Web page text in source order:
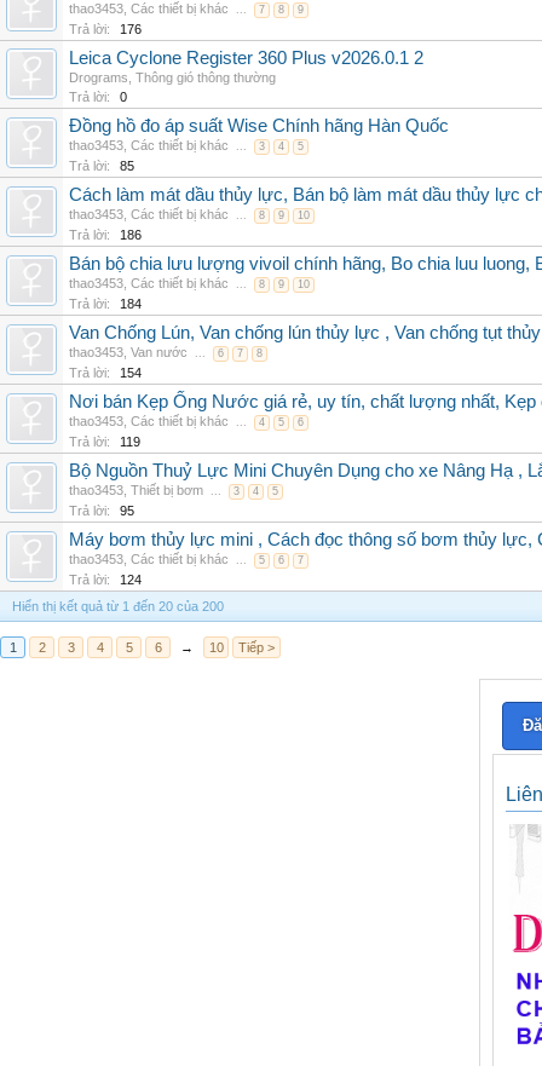
thao3453 Các thiết bị khác ... 7 8 9
Trả lời: 176
Leica Cyclone Register 360 Plus v2026.0.1 2
Drograms Thông gió thông thường
Trả lời:
0
Đồng hồ đo áp suất Wise Chính hãng Hàn Quốc
thao3453 Các thiết bị khác ... 3 4 5
Trả lời: 85
Cách làm mát dầu thủy lực, Bán bộ làm mát dầu thủy lực
thao3453 Các thiết bị khác ... 8 9 10
Trả lời: 186
Bán bộ chia lưu lượng vivoil chính hãng, Bo chia luu
thao3453 Các thiết bị khác ... 8 9 10
Trả lời: 184
Van Chống Lún, Van chống lún thủy lực , Van chống tụt
thao3453 Van nước ... 6 7 8
Trả lời: 154
Nơi bán Kẹp Ống Nước giá rẻ, uy tín, chất lượng nhất, Kẹp
thao3453 Các thiết bị khác ... 4 5 6
Trả lời: 119
Bộ Nguồn Thuỷ Lực Mini Chuyên Dụng cho xe Nâng Hạ ,
thao3453 Thiết bị bơm ... 3 4 5
Trả lời: 95
Máy bơm thủy lực mini , Cách đọc thông số bơm thủy lực,
thao3453 Các thiết bị khác ... 5 6 7
Trả lời:
124
Hiển thị kết quả từ 1 đến 20 của 200
1 2 3 4 5 6 → 10 Tiếp >